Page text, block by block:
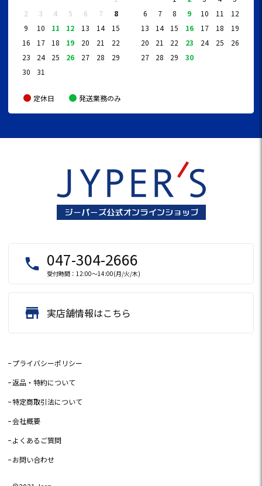
2
3 4 5 6 7
8
9
10 11 12 13 14
15
16
17 18 19 20 21
22
23
24 25 26 27 28
29
30
31
6
7 8 9 10 11
12
13
14 15 16 17 18
19
20
21 22 23 24 25
26
27
28 29 30
定休日 発送業務のみ
local_phone 047-304-2666
受付時間：12:00～14:00(月/火/木)
store 実店舗情報はこちら
プライバシーポリシー
返品・特約について
特定商取引法について
会社概要
よくあるご質問
お問い合わせ